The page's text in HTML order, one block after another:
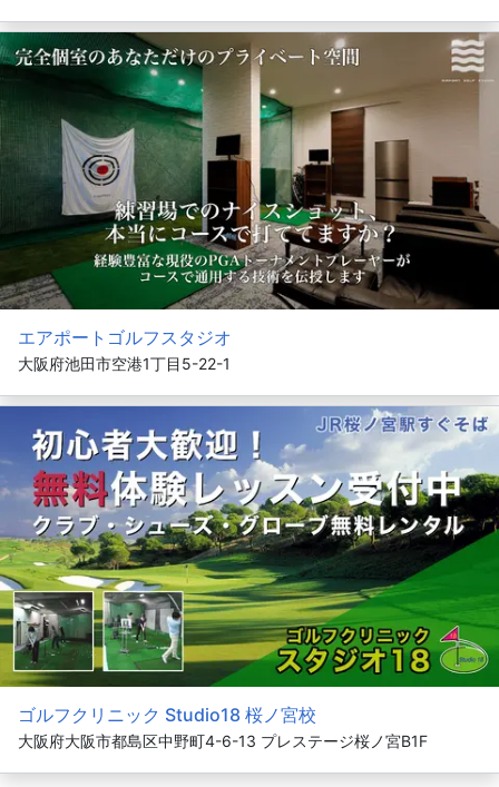
エアポートゴルフスタジオ
大阪府池田市空港1丁目5-22-1
ゴルフクリニック Studio18 桜ノ宮校
大阪府大阪市都島区中野町4-6-13 プレステージ桜ノ宮B1F